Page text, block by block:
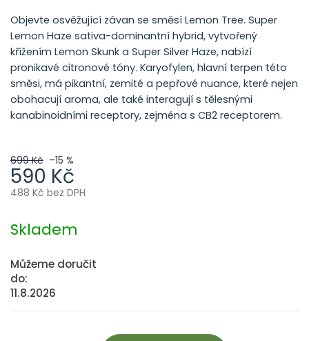
699 Kč –15 %
590 Kč
488 Kč bez DPH
cena:
Skladem
Můžeme doručit
do:
11.8.2026
Objevte osvěžující závan se směsí Lemon Tree. Super
Lemon Haze sativa-dominantní hybrid, vytvořený
křížením Lemon Skunk a Super Silver Haze, nabízí
pronikavé citronové tóny. Karyofylen, hlavní terpen této
směsi, má pikantní, zemité a pepřové nuance, které nejen
obohacují aroma, ale také interagují s tělesnými
kanabinoidními receptory, zejména s CB2 receptorem.